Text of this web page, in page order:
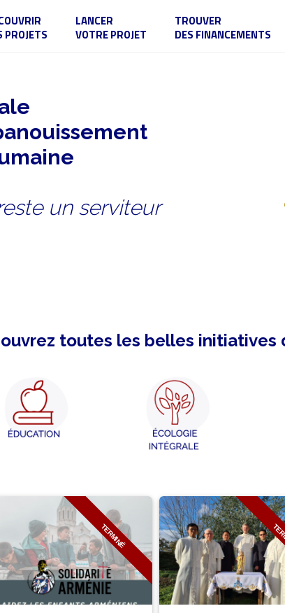
PROJETS
LANCER
VOTRE PROJET
TROUVER
DES FINANCEMENTS
un serviteur
toutes les belles
TERMINÉ